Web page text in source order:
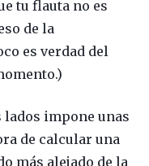
tu flauta no es
de la
es verdad del
impone unas
de calcular una
más alejado de la